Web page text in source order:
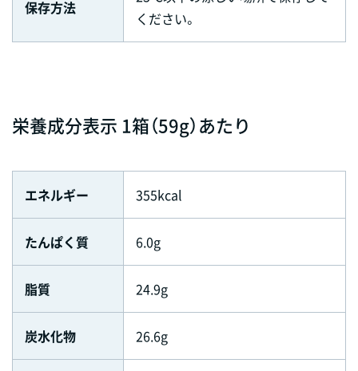
保存方法
ください。
栄養成分表示 1箱（59g）あたり
エネルギー 355kcal
たんぱく質 6.0g
脂質 24.9g
炭水化物 26.6g